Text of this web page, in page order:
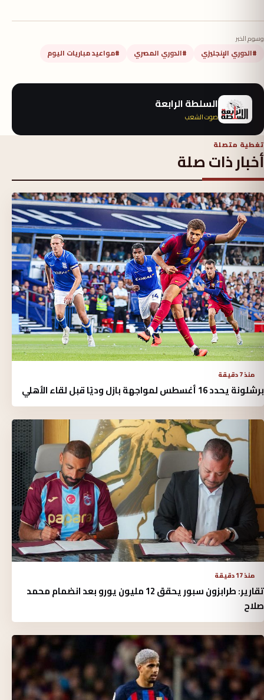
وسوم الخبر
#الدوري الإنجليزي #الدوري المصري #مواعيد مباريات اليوم
السلطة الرابعة
صوت الشعب
تغطية متصلة
أخبار ذات صلة
منذ 7 دقيقة
برشلونة يحدد 16 أغسطس لمواجهة بازل وديًا قبل لقاء الأهلي
منذ 17 دقيقة
تقارير: طرابزون سبور يحقق 12 مليون يورو بعد انضمام محمد
صلاح